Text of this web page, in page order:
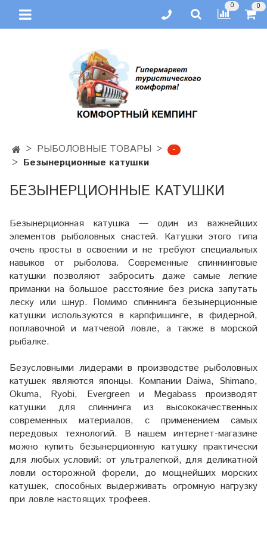
0 0
РЫБОЛОВНЫЕ ТОВАРЫ
-
Безынерционные катушки
БЕЗЫНЕРЦИОННЫЕ КАТУШКИ
Безынерционная катушка — один из важнейших
элементов рыболовных снастей. Катушки этого типа
очень просты в освоении и не требуют специальных
навыков от рыболова. Современные спиннинговые
катушки позволяют забросить даже самые легкие
приманки на большое расстояние без риска запутать
леску или шнур. Помимо спиннинга безынерционные
катушки используются в карпфишинге, в фидерной,
поплавочной и матчевой ловле, а также в морской
рыбалке.
Безусловными лидерами в производстве рыболовных
катушек являются японцы. Компании Daiwa, Shimano,
Okuma, Ryobi, Evergreen и Megabass производят
катушки для спиннинга из высококачественных
современных материалов, с применением самых
передовых технологий. В нашем интернет-магазине
можно купить безынерционную катушку практически
для любых условий: от ультралегкой, для деликатной
ловли осторожной форели, до мощнейших морских
катушек, способных выдерживать огромную нагрузку
при ловле настоящих трофеев.